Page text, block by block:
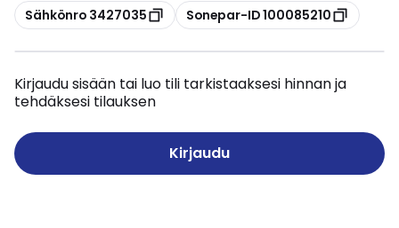
Kopioi
Sähkönro 3427035 Kopioi
Sonepar-ID 100085210
Kirjaudu sisään tai luo tili tarkistaaksesi hinnan ja
tehdäksesi tilauksen
Kirjaudu